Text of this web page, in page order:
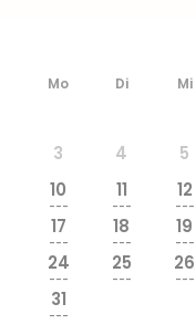
Mo Di Mi
3
4 5
10
---
11
---
12
---
17
---
18
---
19
---
24
---
25
---
26
---
31
---